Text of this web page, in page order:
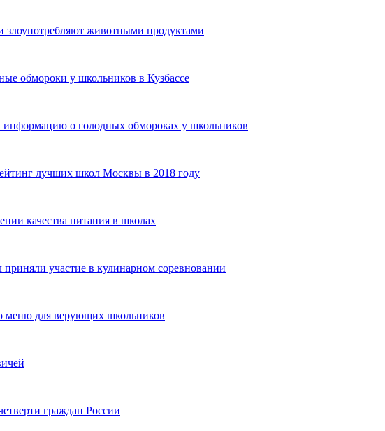
злоупотребляют животными продуктами
обмороки у школьников в Кузбассе
информацию о голодных обмороках у школьников
лучших школ Москвы в 2018 году
качества питания в школах
участие в кулинарном соревновании
меню для верующих школьников
граждан России